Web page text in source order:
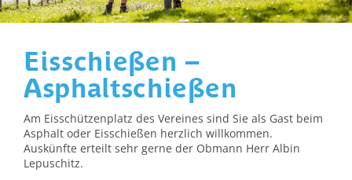
Eisschießen –
Asphaltschießen
Am Eisschützenplatz des Vereines sind Sie als Gast beim
Asphalt oder Eisschießen herzlich willkommen.
Auskünfte erteilt sehr gerne der Obmann Herr Albin
Lepuschitz.